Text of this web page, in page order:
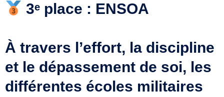
3ᵉ place : ENSOA
À travers l’effort, la discipline
et le dépassement de soi, les
différentes écoles militaires